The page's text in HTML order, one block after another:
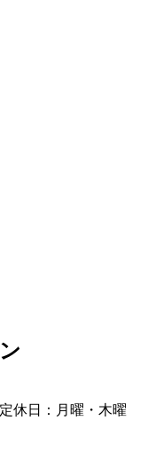
休日：月曜・木曜